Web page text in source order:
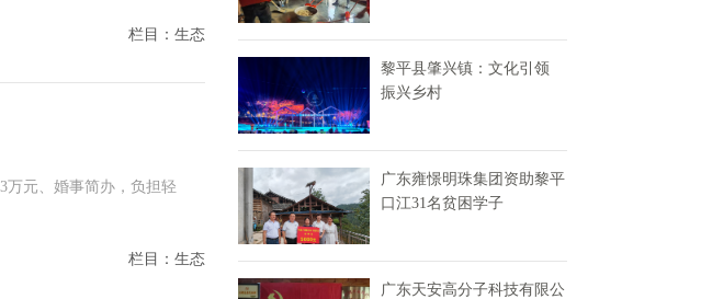
栏目：生态
万元、婚事简办，负担轻
栏目：生态
黎平县肇兴镇：文化引领
振兴乡村
广东雍憬明珠集团资助黎平
口江31名贫困学子
广东天安高分子科技有限公